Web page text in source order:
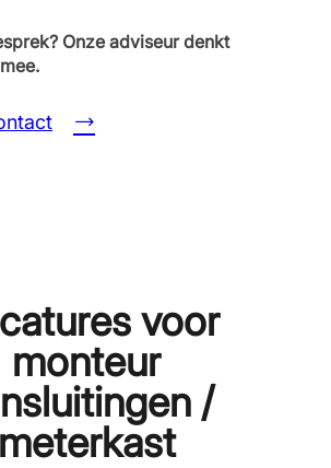
Onze adviseur denkt
voor
monteur
/
meterkast